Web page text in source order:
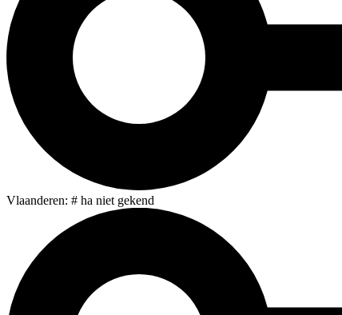
Vlaanderen: # ha niet gekend